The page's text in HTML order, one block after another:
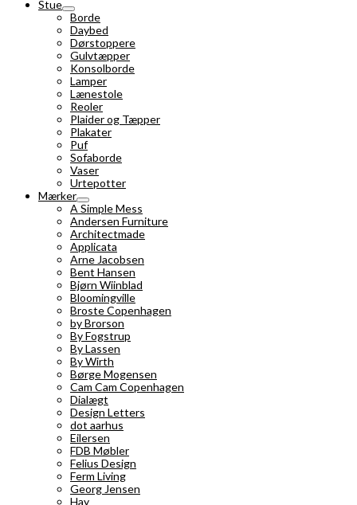
Stue
Borde
Daybed
Dørstoppere
Gulvtæpper
Konsolborde
Lamper
Lænestole
Reoler
Plaider og Tæpper
Plakater
Puf
Sofaborde
Vaser
Urtepotter
Mærker
A Simple Mess
Andersen Furniture
Architectmade
Applicata
Arne Jacobsen
Bent Hansen
Bjørn Wiinblad
Bloomingville
Broste Copenhagen
by Brorson
By Fogstrup
By Lassen
By Wirth
Børge Mogensen
Cam Cam Copenhagen
Dialægt
Design Letters
dot aarhus
Eilersen
FDB Møbler
Felius Design
Ferm Living
Georg Jensen
Hay